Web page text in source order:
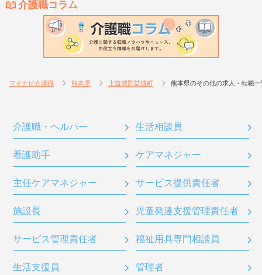
介護職コラム
マイナビ介護職 熊本県 上益城郡益城町 熊本県のその他の求人・転職一
介護職・ヘルパー 生活相談員
看護助手 ケアマネジャー
主任ケアマネジャー サービス提供責任者
施設長 児童発達支援管理責任者
サービス管理責任者 福祉用具専門相談員
生活支援員 管理者